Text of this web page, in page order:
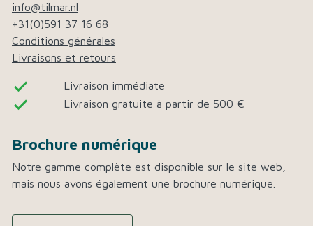
info@tilmar.nl
+31(0)591 37 16 68
Conditions générales
Livraisons et retours
done Livraison immédiate
done Livraison gratuite à partir de 500 €
Brochure numérique
Notre gamme complète est disponible sur le site web,
mais nous avons également une brochure numérique.